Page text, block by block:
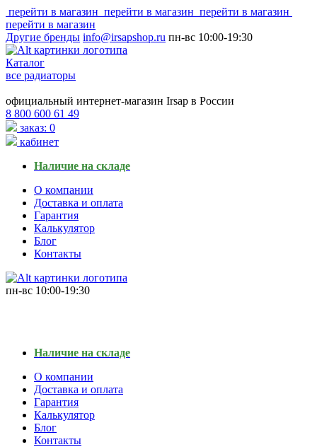
перейти в магазин перейти в магазин перейти в магазин
перейти в магазин
Другие бренды info@irsapshop.ru пн-вс 10:00-19:30
Каталог
все радиаторы
официальный интернет-магазин Irsap в России
8 800 600 61 49
заказ: 0
кабинет
Наличие на складе
О компании
Доставка и оплата
Гарантия
Калькулятор
Блог
Контакты
пн-вс 10:00-19:30
Наличие на складе
О компании
Доставка и оплата
Гарантия
Калькулятор
Блог
Контакты